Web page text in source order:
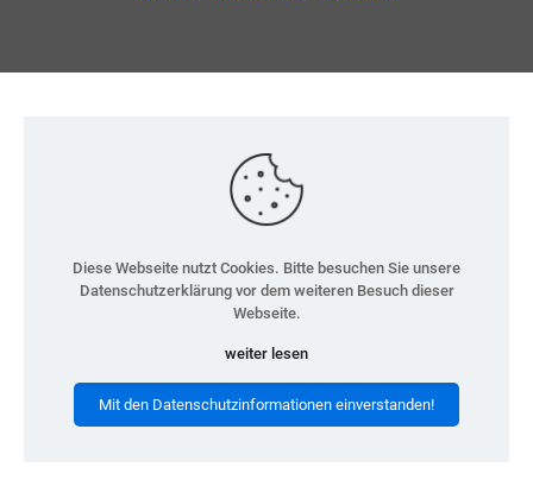
Diese Webseite nutzt Cookies. Bitte besuchen Sie unsere
Datenschutzerklärung vor dem weiteren Besuch dieser
Webseite.
weiter lesen
Mit den Datenschutzinformationen einverstanden!